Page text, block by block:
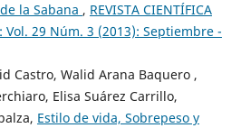
la Sabana , REVISTA CIENTÍFICA
Vol. 29 Núm. 3 (2013): Septiembre -
Castro, Walid Arana Baquero ,
Elisa Suárez Carrillo,
Estilo de vida, Sobrepeso y